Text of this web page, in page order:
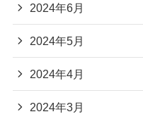
2024年6月
2024年5月
2024年4月
2024年3月